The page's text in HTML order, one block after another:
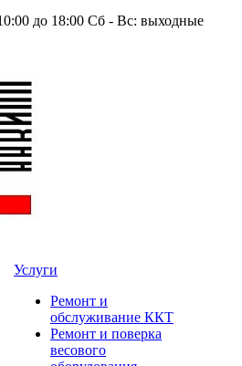
до 18:00 Сб - Вс: выходные
Услуги
Ремонт и
обслуживание ККТ
Ремонт и поверка
весового